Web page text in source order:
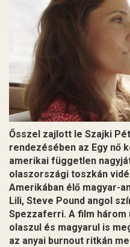
Ősszel zajlott le Szajki
rendezésében az Egy nő
amerikai független
olaszországi toszkán
Amerikában élő magyar-
Lili, Steve Pound angol
Spezzaferri. A film
olaszul és magyarul is
az anyai burnout ritkán